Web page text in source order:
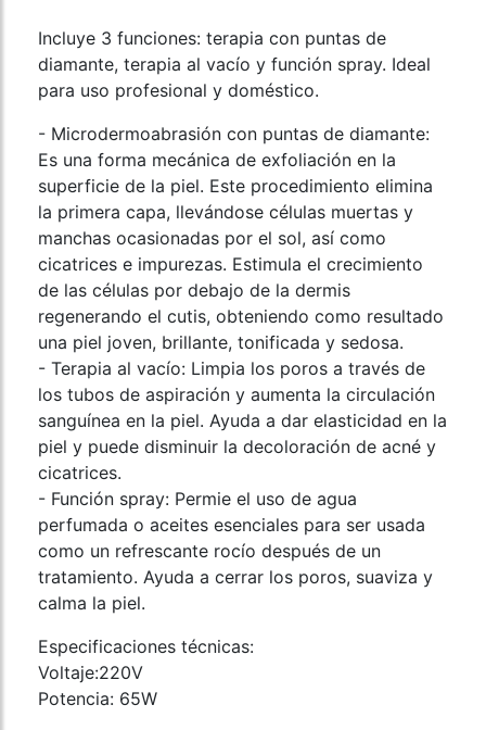
Incluye 3 funciones: terapia con puntas de
diamante, terapia al vacío y función spray. Ideal
para uso profesional y doméstico.
- Microdermoabrasión con puntas de diamante:
Es una forma mecánica de exfoliación en la
superficie de la piel. Este procedimiento elimina
la primera capa, llevándose células muertas y
manchas ocasionadas por el sol, así como
cicatrices e impurezas. Estimula el crecimiento
de las células por debajo de la dermis
regenerando el cutis, obteniendo como resultado
una piel joven, brillante, tonificada y sedosa.
- Terapia al vacío: Limpia los poros a través de
los tubos de aspiración y aumenta la circulación
sanguínea en la piel. Ayuda a dar elasticidad en la
piel y puede disminuir la decoloración de acné y
cicatrices.
- Función spray: Permie el uso de agua
perfumada o aceites esenciales para ser usada
como un refrescante rocío después de un
tratamiento. Ayuda a cerrar los poros, suaviza y
calma la piel.
Especificaciones técnicas:
Voltaje:220V
Potencia: 65W